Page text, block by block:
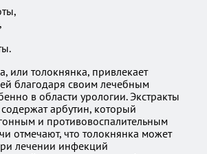
или толокнянка, привлекает
благодаря своим лечебным
в области урологии. Экстракты
содержат арбутин, который
и противовоспалительным
отмечают, что толокнянка может
лечении инфекций